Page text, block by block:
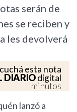
serán de
se reciben y
les devolverá
esta nota
DIARIOdigital
minutos
lanzó a